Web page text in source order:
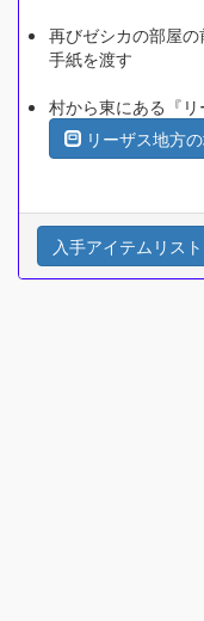
再びゼシカの部屋
手紙を渡す
村から東にある『リ
リーザス地方
入手アイテムリスト